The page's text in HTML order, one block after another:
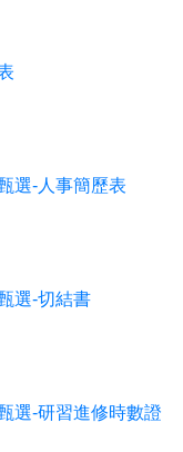
選-人事簡歷表
選-切結書
選-研習進修時數證